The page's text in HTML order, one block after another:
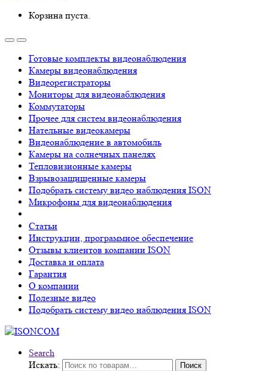
Корзина пуста.
Готовые комплекты видеонаблюдения
Камеры видеонаблюдения
Видеорегистраторы
Мониторы для видеонаблюдения
Коммутаторы
Прочее для систем видеонаблюдения
Нательные видеокамеры
Видеонаблюдение в автомобиль
Камеры на солнечных панелях
Тепловизионные камеры
Взрывозащищенные камеры
Подобрать систему видео наблюдения ISON
Микрофоны для видеонаблюдения
Статьи
Инструкции, программное обеспечение
Отзывы клиентов компании ISON
Доставка и оплата
Гарантия
О компании
Полезные видео
Подобрать систему видео наблюдения ISON
Search
Искать:
Поиск